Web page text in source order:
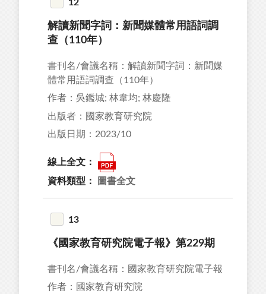
12
解讀新聞字詞：新聞媒體常用語詞調
查（110年）
書刊名/會議名稱：解讀新聞字詞：新聞媒
體常用語詞調查（110年）
作者：吳鑑城; 林韋均; 林慶隆
出版者：國家教育研究院
出版日期：2023/10
線上全文：
資料類型： 圖書全文
13
《國家教育研究院電子報》第229期
書刊名/會議名稱：國家教育研究院電子報
作者：國家教育研究院